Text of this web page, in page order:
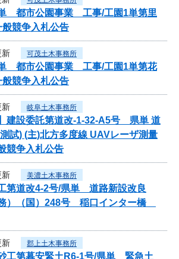
単 都市公園事業 工事/工園1単第里
般競争入札公告
新 可茂土木事務所
単 都市公園事業 工事/工園1単第花
般競争入札公告
新 岐阜土木事務所
建設委託第道改-1-32-A5号 県単 道
試) (主)北方多度線 UAVレーザ測量
競争入札公告
新 美濃土木事務所
第道改4-2号/県単 道路新設改良
務）（国）248号 稲口インター橋
新 郡上土木事務所
工第暮安緊土R6-1号/県単 緊急土